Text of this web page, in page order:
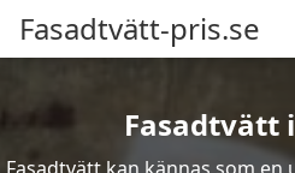
Fasadtvätt-pris.se
Fasadtvätt